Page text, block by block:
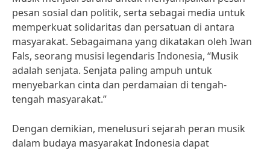
pesan sosial dan politik, serta sebagai media untuk
memperkuat solidaritas dan persatuan di antara
masyarakat. Sebagaimana yang dikatakan oleh Iwan
Fals, seorang musisi legendaris Indonesia, “Musik
adalah senjata. Senjata paling ampuh untuk
menyebarkan cinta dan perdamaian di tengah-
tengah masyarakat.”
Dengan demikian, menelusuri sejarah peran musik
dalam budaya masyarakat Indonesia dapat